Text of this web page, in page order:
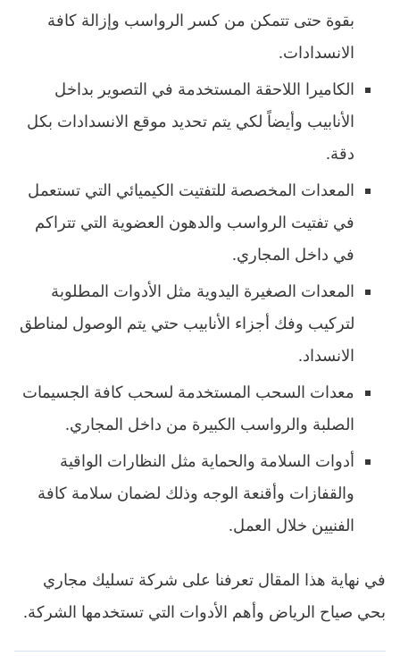
بقوة حتى تتمكن من كسر الرواسب وإزالة كافة
الانسدادات.
الكاميرا اللاحقة المستخدمة في التصوير بداخل
الأنابيب وأيضاً لكي يتم تحديد موقع الانسدادات بكل
دقة.
المعدات المخصصة للتفتيت الكيميائي التي تستعمل
في تفتيت الرواسب والدهون العضوية التي تتراكم
في داخل المجاري.
المعدات الصغيرة اليدوية مثل الأدوات المطلوبة
لتركيب وفك أجزاء الأنابيب حتي يتم الوصول لمناطق
الانسداد.
معدات السحب المستخدمة لسحب كافة الجسيمات
الصلبة والرواسب الكبيرة من داخل المجاري.
أدوات السلامة والحماية مثل النظارات الواقية
والقفازات وأقنعة الوجه وذلك لضمان سلامة كافة
الفنيين خلال العمل.
في نهاية هذا المقال تعرفنا على شركة تسليك مجاري
بحي صياح الرياض وأهم الأدوات التي تستخدمها الشركة.